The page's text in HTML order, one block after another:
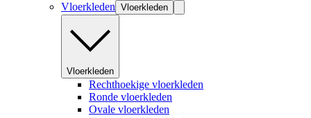
Vloerkleden Vloerkleden
Vloerkleden
Rechthoekige vloerkleden
Ronde vloerkleden
Ovale vloerkleden